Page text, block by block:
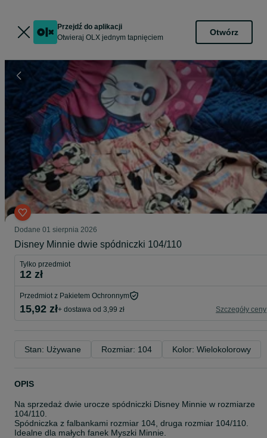
Przejdź do aplikacji
Otwieraj OLX jednym tapnięciem
Otwórz
Dodane 01 sierpnia 2026
Disney Minnie dwie spódniczki 104/110
Tylko przedmiot
12 zł
Przedmiot z Pakietem Ochronnym
15,92 zł+ dostawa od 3,99 zł Szczegóły ceny
Stan: Używane Rozmiar: 104 Kolor: Wielokolorowy
OPIS
Na sprzedaż dwie urocze spódniczki Disney Minnie w rozmiarze
104/110.
Spódniczka z falbankami rozmiar 104, druga rozmiar 104/110.
Idealne dla małych fanek Myszki Minnie.